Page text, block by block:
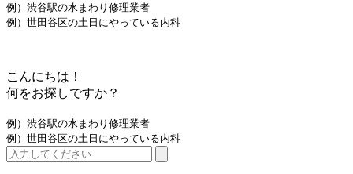
例）渋谷駅の水まわり修理業者
例）世田谷区の土日にやっている内科
こんにちは！
何をお探しですか？
例）渋谷駅の水まわり修理業者
例）世田谷区の土日にやっている内科